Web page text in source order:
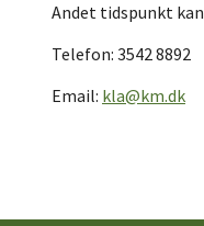
Andet tidspunkt
Telefon: 3542 8892
Email: kla@km.dk